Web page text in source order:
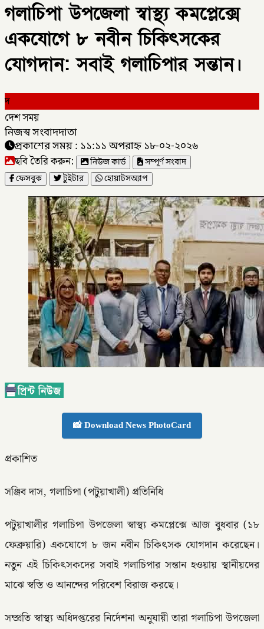
গলাচিপা উপজেলা স্বাস্থ্য কমপ্লেক্সে
একযোগে ৮ নবীন চিকিৎসকের
যোগদান: সবাই গলাচিপার সন্তান।
দ
দেশ সময়
নিজস্ব সংবাদদাতা
প্রকাশের সময় : ১১:১১ অপরাহ্ন ১৮-০২-২০২৬
ছবি তৈরি করুন: নিউজ কার্ড
সম্পূর্ণ সংবাদ
ফেসবুক
টুইটার হোয়াটসঅ্যাপ
📸 Download News PhotoCard
প্রকাশিত
সঞ্জিব দাস, গলাচিপা (পটুয়াখালী) প্রতিনিধি
পটুয়াখালীর গলাচিপা উপজেলা স্বাস্থ্য কমপ্লেক্সে আজ বুধবার (১৮
ফেব্রুয়ারি) একযোগে ৮ জন নবীন চিকিৎসক যোগদান করেছেন।
নতুন এই চিকিৎসকদের সবাই গলাচিপার সন্তান হওয়ায় স্থানীয়দের
মাঝে স্বস্তি ও আনন্দের পরিবেশ বিরাজ করছে।
সম্প্রতি স্বাস্থ্য অধিদপ্তরের নির্দেশনা অনুযায়ী তারা গলাচিপা উপজেলা